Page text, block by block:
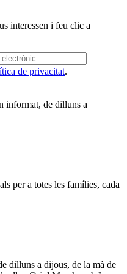
interessen i feu clic a
de privacitat.
informat, de dilluns a
per a totes les famílies, cada
dilluns a dijous, de la mà de